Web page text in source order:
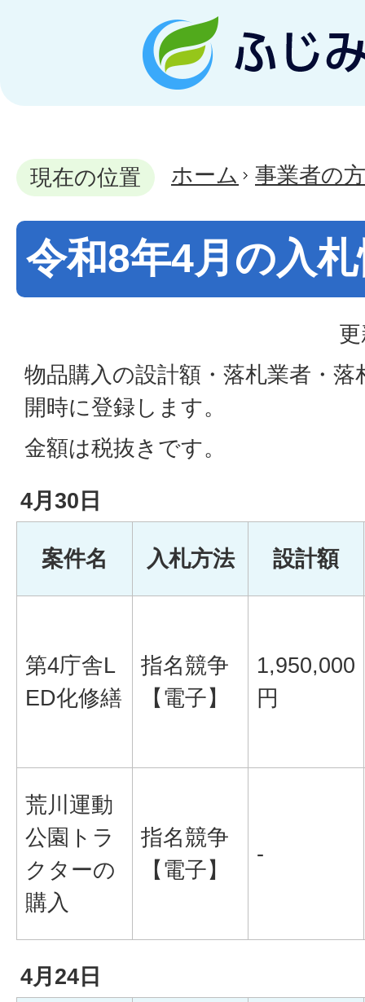
現在の位置 ホーム 事業者の
令和8年4月の入
物品購入の設計額・落札業者・
開時に登録します。
金額は税抜きです。
4月30日
案件名 入札方法 設計額
第4庁舎L
ED化修繕
指名競争
【電子】
1,950,000
円
荒川運動
公園トラ
クターの
購入
指名競争
【電子】
-
4月24日